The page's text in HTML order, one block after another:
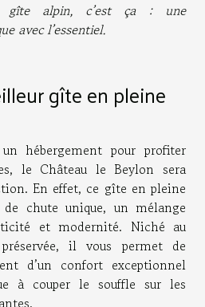
gîte alpin, c’est ça : une
avec l’essentiel.
gîte en pleine
hébergement pour profiter
le Château le Beylon sera
En effet, ce gîte en pleine
chute unique, un mélange
et modernité. Niché au
il vous permet de
d’un confort exceptionnel
à couper le souffle sur les